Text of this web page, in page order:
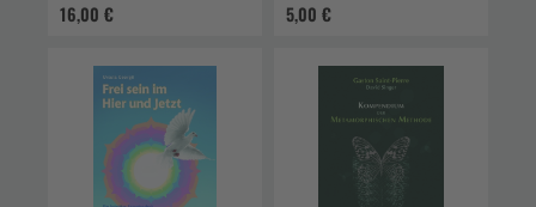
16,00 €
Arbeitsbuch zur
5,00 €
Selbstverwirklichung